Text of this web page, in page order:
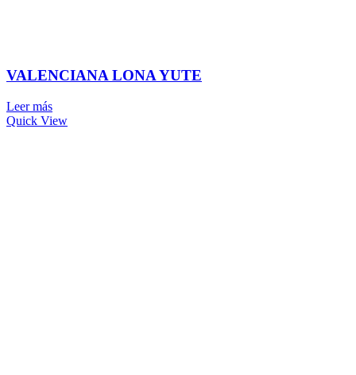
VALENCIANA LONA YUTE
Leer más
Quick View